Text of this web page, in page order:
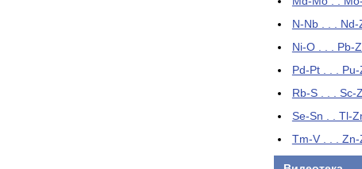
N-Nb . . . Nd-
Ni-O . . . Pb-
Pd-Pt . . .
Rb-S . . . Sc-
Se-Sn . . Tl-
Tm-V . . . Zn-